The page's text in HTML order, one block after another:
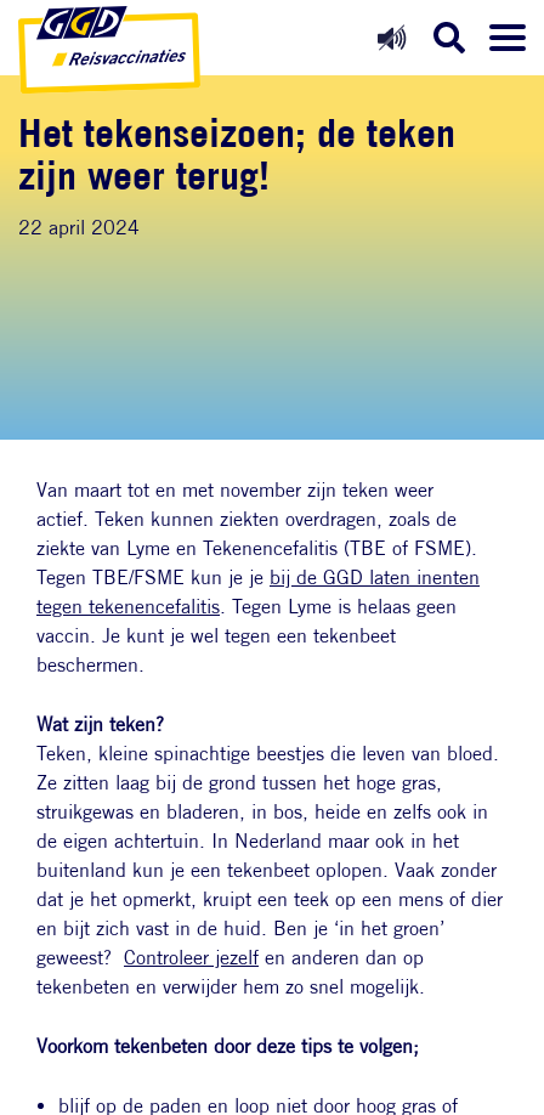
Direct naar inhoud
Direct naar hoofdnavigatie
Direct naar zoekfunctie
Het tekenseizoen; de teken
zijn weer terug!
22 april 2024
Van maart tot en met november zijn teken weer
actief. Teken kunnen ziekten overdragen, zoals de
ziekte van Lyme en Tekenencefalitis (TBE of FSME).
Tegen TBE/FSME kun je je bij de GGD laten inenten
tegen tekenencefalitis. Tegen Lyme is helaas geen
vaccin. Je kunt je wel tegen een tekenbeet
beschermen.
Wat zijn teken?
Teken, kleine spinachtige beestjes die leven van bloed.
Ze zitten laag bij de grond tussen het hoge gras,
struikgewas en bladeren, in bos, heide en zelfs ook in
de eigen achtertuin. In Nederland maar ook in het
buitenland kun je een tekenbeet oplopen. Vaak zonder
dat je het opmerkt, kruipt een teek op een mens of dier
en bijt zich vast in de huid. Ben je ‘in het groen’
geweest? Controleer jezelf en anderen dan op
tekenbeten en verwijder hem zo snel mogelijk.
Voorkom tekenbeten door deze tips te volgen;
blijf op de paden en loop niet door hoog gras of